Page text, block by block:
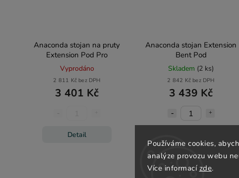
Používáme cookies,
analýze provozu webu
Více informací zde.
Anaconda stojan na pruty
Extension Pod Pro
Vyprodáno
2 811 Kč bez DPH
3 401 Kč
Detail
Anaconda stojan Extension
Bent Pod
Skladem (2 ks)
2 842 Kč bez DPH
3 439 Kč